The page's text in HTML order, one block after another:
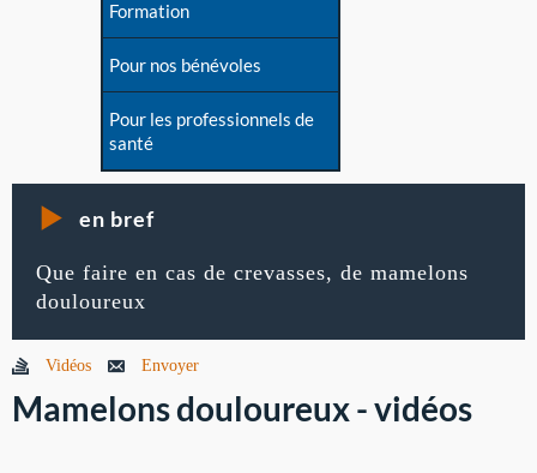
Formation
Pour nos bénévoles
Pour les professionnels de
santé
en bref
Que faire en cas de crevasses, de mamelons
douloureux
Vidéos Envoyer
Mamelons douloureux - vidéos